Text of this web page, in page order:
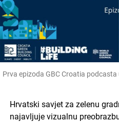
Prva epizoda GBC Croatia
Hrvatski savjet za zelenu
najavljuje vizualnu